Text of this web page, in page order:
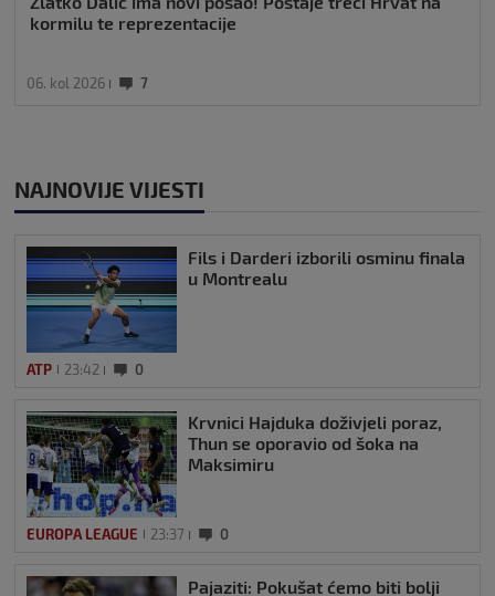
kormilu te reprezentacije
06. kol 2026 7
NAJNOVIJE VIJESTI
Fils i Darderi izborili osminu finala
u Montrealu
ATP 23:42 0
Krvnici Hajduka doživjeli poraz,
Thun se oporavio od šoka na
Maksimiru
EUROPA LEAGUE 23:37 0
Pajaziti: Pokušat ćemo biti bolji